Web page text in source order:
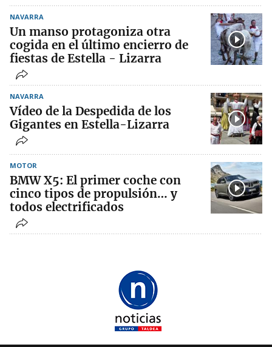
NAVARRA
Un manso protagoniza otra
cogida en el último encierro de
fiestas de Estella - Lizarra
NAVARRA
Vídeo de la Despedida de los
Gigantes en Estella-Lizarra
MOTOR
BMW X5: El primer coche con
cinco tipos de propulsión… y
todos electrificados